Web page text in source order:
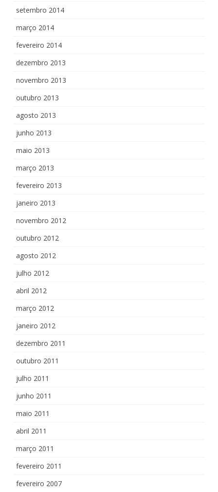
setembro 2014
março 2014
fevereiro 2014
dezembro 2013
novembro 2013
outubro 2013
agosto 2013
junho 2013
maio 2013
março 2013
fevereiro 2013
janeiro 2013
novembro 2012
outubro 2012
agosto 2012
julho 2012
abril 2012
março 2012
janeiro 2012
dezembro 2011
outubro 2011
julho 2011
junho 2011
maio 2011
abril 2011
março 2011
fevereiro 2011
fevereiro 2007